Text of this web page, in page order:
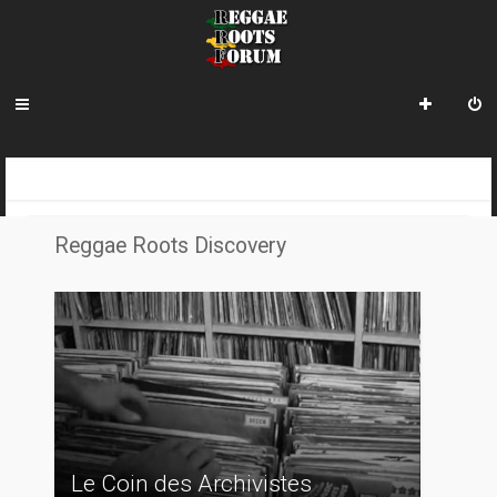
Reggae Roots Discovery
Le Coin des Archivistes